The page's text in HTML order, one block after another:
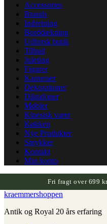
Accessories
Brands
Indretning
Borddækning
Udforsk butik
Tilbud
Juleting
Figurer
Kameraer
Dekorationer
Diktafoner
Møbler
Kinesisk varer
Køkken
Nye Produkter
Smykker
Kontakt
Min konto
Fri fragt over 699
kraemmershoppen
Antik og Royal 20 års erfaring